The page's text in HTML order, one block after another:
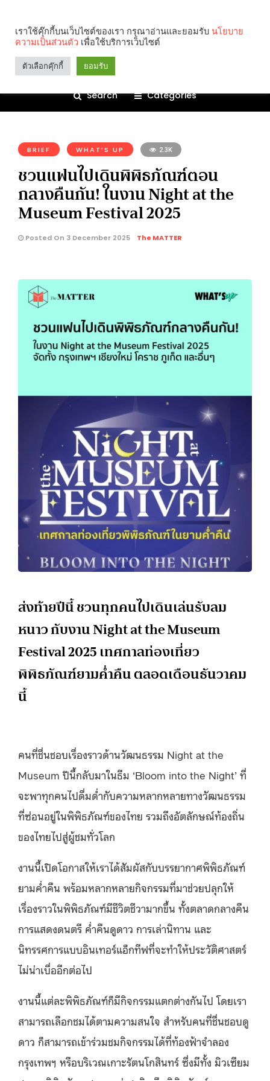
Search Categories
BRIEF WHAT’S UP 2.3K
ชวนแฟนไปเดินพิพิธภัณฑ์ตอน
กลางคืนกัน! ในงาน Night at the
Museum Festival 2025
Posted On 3 December 2025 The MATTER
ส่งท้ายปีนี้ ชวนทุกคนไปเดินเล่นรับลม
หนาว กับงาน Night at the Museum
Festival 2025 เทศกาลท่องเที่ยว
พิพิธภัณฑ์ยามค่ำคืน ตลอดเดือนธันวาคม
นี้
คนที่ชื่นชอบเรื่องราวด้านวัฒนธรรม Night at the
Museum ปีนี้กลับมาในธีม ‘Bloom into the Night’ ที่
จะพาทุกคนไปดื่มด่ำกับความหลากหลายทางวัฒนธรรม
ที่ซ่อนอยู่ในพิพิธภัณฑ์ของไทย รวมถึงอัตลักษณ์ท้องถิ่น
ของไทยไปสู่ผู้ชมทั่วโลก
งานนี้เปิดโอกาสให้เราได้สัมผัสกับบรรยากาศพิพิธภัณฑ์
ยามค่ำคืน พร้อมหลากหลายกิจกรรมที่มาช่วยปลุกให้
เรื่องราวในพิพิธภัณฑ์มีชีวิตชีวามากขึ้น ทั้งตลาดกลางคืน
การแสดงดนตรี ค่ำคืนดูดาว การเล่านิทาน และ
นิทรรศการแบบอินเทอร์แอ็กทีฟที่จะทำให้ประวัติศาสตร์
ไม่น่าเบื่ออีกต่อไป
งานนี้แต่ละพิพิธภัณฑ์ก็มีกิจกรรมแตกต่างกันไป โดยเรา
สามารถเลือกชมได้ตามความสนใจ สำหรับคนที่ชื่นชอบดู
ดาว ก็สามารถเข้าร่วมชมกิจกรรมได้ที่ท้องฟ้าจำลอง
กรุงเทพฯ หรือบริเวณเกาะรัตนโกสินทร์ ซึ่งมีทั้ง มิวเซียม
เราใช้คุ๊กกี้บนเว็บไซต์ของเรา กรุณาอ่านและยอมรับ นโยบาย
ความเป็นส่วนตัว เพื่อใช้บริการเว็บไซต์
ตัวเลือกคุ๊กกี้ ยอมรับ